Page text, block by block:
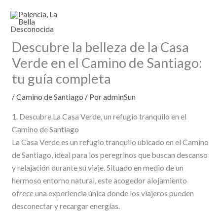
contenido
Descubre la belleza de la Casa
Verde en el Camino de Santiago:
tu guía completa
/Camino de Santiago / PoradminSun
1. Descubre La Casa Verde, un refugio tranquilo en el
Camino de Santiago
La Casa Verde es un refugio tranquilo ubicado en el Camino
de Santiago, ideal para los peregrinos que buscan descanso
y relajación durante su viaje. Situado en medio de un
hermoso entorno natural, este acogedor alojamiento
ofrece una experiencia única donde los viajeros pueden
desconectar y recargar energías.